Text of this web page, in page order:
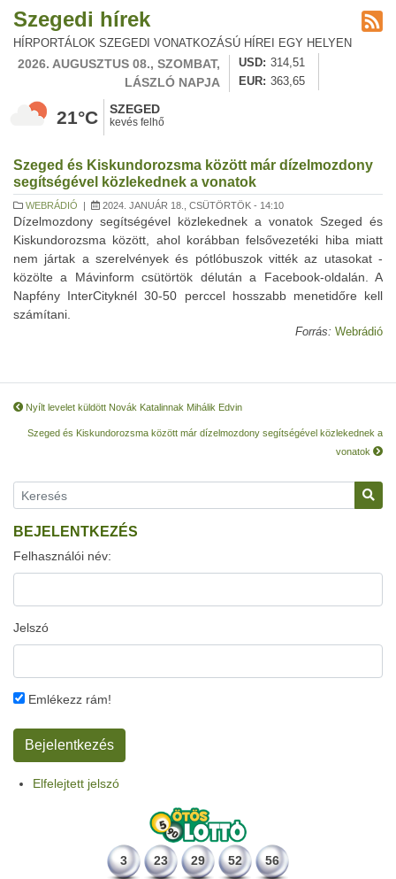
Szegedi hírek
HÍRPORTÁLOK SZEGEDI VONATKOZÁSÚ HÍREI EGY HELYEN
2026. AUGUSZTUS 08., SZOMBAT,
LÁSZLÓ NAPJA
USD
314,51
EUR
363,65
21°C SZEGED
kevés felhő
Szeged és Kiskundorozsma között már dízelmozdony
segítségével közlekednek a vonatok
WEBRÁDIÓ | 2024. JANUÁR 18., CSÜTÖRTÖK - 14:10
Dízelmozdony segítségével közlekednek a vonatok Szeged és
Kiskundorozsma között, ahol korábban felsővezetéki hiba miatt
nem jártak a szerelvények és pótlóbuszok vitték az utasokat -
közölte a Mávinform csütörtök délután a Facebook-oldalán. A
Napfény InterCityknél 30-50 perccel hosszabb menetidőre kell
számítani.
Forrás: Webrádió
Nyílt levelet küldött Novák Katalinnak Mihálik Edvin
Szeged és Kiskundorozsma között már dízelmozdony segítségével közlekednek a
vonatok
BEJELENTKEZÉS
Felhasználói név:
Jelszó
Emlékezz rám!
Elfelejtett jelszó
3 23 29 52 56